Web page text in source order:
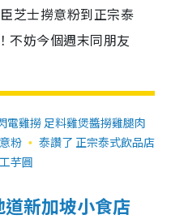
芝士撈意粉到正宗泰
不妨今個週末同朋友
電雞撈 足料雞煲醬撈雞腿肉
粉
泰讚了 正宗泰式飲品店
芋圓
新加坡小食店